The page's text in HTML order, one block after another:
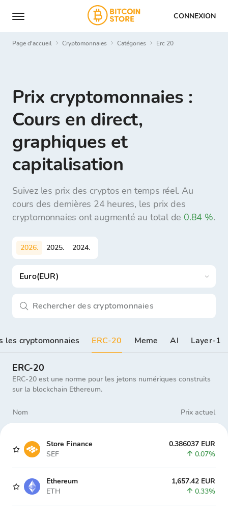
CONNEXION
Page d'accueil Cryptomonnaies Catégories erc 20
Prix cryptomonnaies :
Cours en direct,
graphiques et
capitalisation
Suivez les prix des cryptos en temps réel. Au
cours des dernières 24 heures, les prix des
cryptomonnaies ont augmenté au total de 0.84 %.
2026. 2025. 2024.
Euro(EUR)
les cryptomonnaies ERC-20 Meme AI Layer-1
ERC-20
ERC-20 est une norme pour les jetons numériques construits
sur la blockchain Ethereum.
Nom Prix actuel
Store Finance
SEF
0.386037 EUR
0.07%
Ethereum
ETH
1,657.42 EUR
0.33%